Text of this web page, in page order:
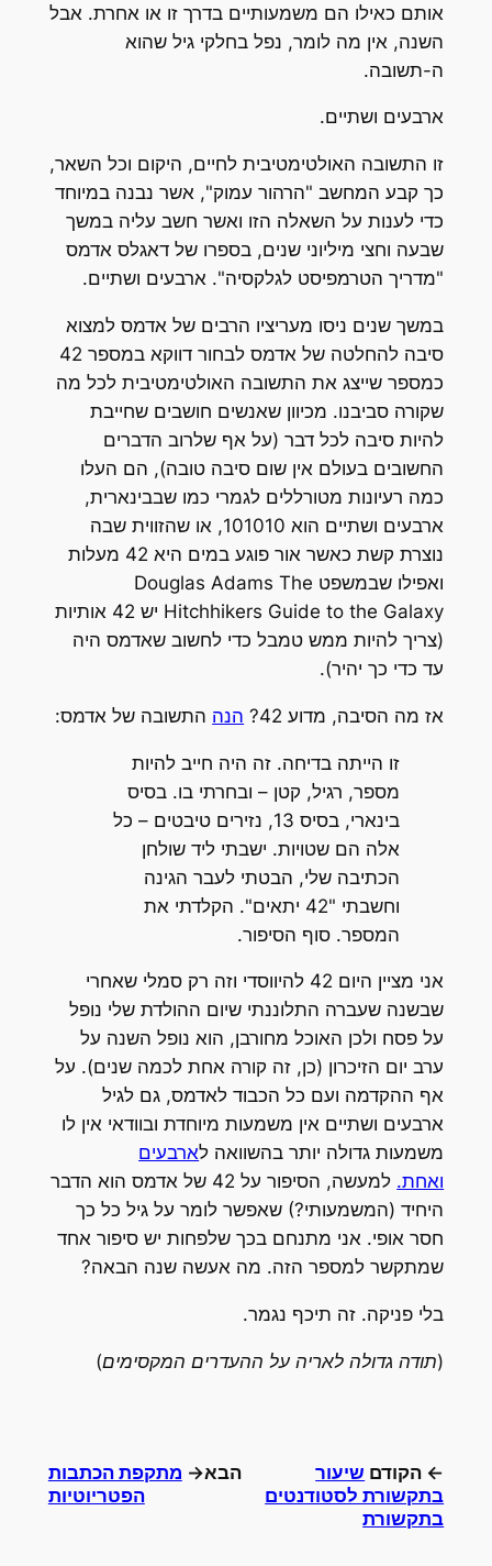
אותם כאילו הם משמעותיים בדרך זו או אחרת. אבל
השנה, אין מה לומר, נפל בחלקי גיל שהוא
ה-תשובה.
ארבעים ושתיים.
זו התשובה האולטימטיבית לחיים, היקום וכל השאר,
כך קבע המחשב "הרהור עמוק", אשר נבנה במיוחד
כדי לענות על השאלה הזו ואשר חשב עליה במשך
שבעה וחצי מיליוני שנים, בספרו של דאגלס אדמס
"מדריך הטרמפיסט לגלקסיה". ארבעים ושתיים.
במשך שנים ניסו מעריציו הרבים של אדמס למצוא
סיבה להחלטה של אדמס לבחור דווקא במספר 42
כמספר שייצג את התשובה האולטימטיבית לכל מה
שקורה סביבנו. מכיוון שאנשים חושבים שחייבת
להיות סיבה לכל דבר (על אף שלרוב הדברים
החשובים בעולם אין שום סיבה טובה), הם העלו
כמה רעיונות מטורללים לגמרי כמו שבבינארית,
ארבעים ושתיים הוא 101010, או שהזווית שבה
נוצרת קשת כאשר אור פוגע במים היא 42 מעלות
ואפילו שבמשפט Douglas Adams The
Hitchhikers Guide to the Galaxy יש 42 אותיות
(צריך להיות ממש טמבל כדי לחשוב שאדמס היה
עד כדי כך יהיר).
אז מה הסיבה, מדוע 42? הנה התשובה של אדמס:
זו הייתה בדיחה. זה היה חייב להיות
מספר, רגיל, קטן – ובחרתי בו. בסיס
בינארי, בסיס 13, נזירים טיבטים – כל
אלה הם שטויות. ישבתי ליד שולחן
הכתיבה שלי, הבטתי לעבר הגינה
וחשבתי "42 יתאים". הקלדתי את
המספר. סוף הסיפור.
אני מציין היום 42 להיווסדי וזה רק סמלי שאחרי
שבשנה שעברה התלוננתי שיום ההולדת שלי נופל
על פסח ולכן האוכל מחורבן, הוא נופל השנה על
ערב יום הזיכרון (כן, זה קורה אחת לכמה שנים). על
אף ההקדמה ועם כל הכבוד לאדמס, גם לגיל
ארבעים ושתיים אין משמעות מיוחדת ובוודאי אין לו
משמעות גדולה יותר בהשוואה לארבעים
ואחת.
למעשה, הסיפור על 42 של אדמס הוא הדבר
היחיד (המשמעותי?) שאפשר לומר על גיל כל כך
חסר אופי. אני מתנחם בכך שלפחות יש סיפור אחד
שמתקשר למספר הזה. מה אעשה שנה הבאה?
בלי פניקה. זה תיכף נגמר.
(תודה גדולה לאריה על ההעדרים המקסימים)
← הקודם שיעור
בתקשורת לסטודנטים
בתקשורת
הבא→ מתקפת הכתבות
הפטריוטיות